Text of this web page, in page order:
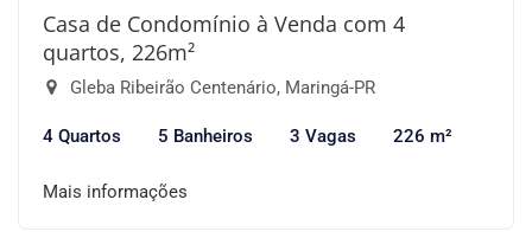
Casa de Condomínio à Venda com 4
quartos, 226m²
Gleba Ribeirão Centenário, Maringá-PR
4 Quartos 5 Banheiros 3 Vagas 226 m²
Mais informações